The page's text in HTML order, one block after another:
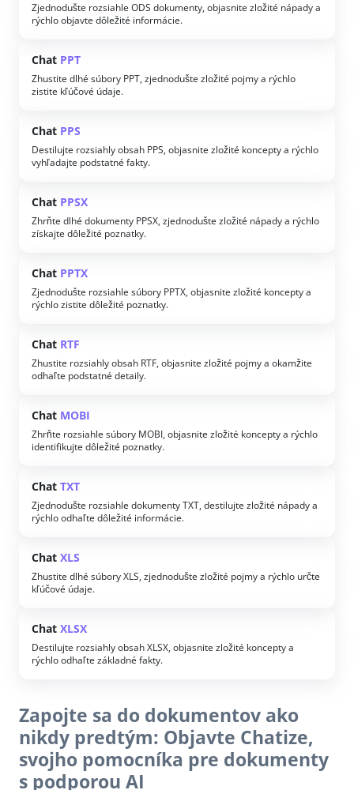
Zjednodušte rozsiahle ODS dokumenty, objasnite zložité nápady a
rýchlo objavte dôležité informácie.
Chat PPT
Zhustite dlhé súbory PPT, zjednodušte zložité pojmy a rýchlo
zistite kľúčové údaje.
Chat PPS
Destilujte rozsiahly obsah PPS, objasnite zložité koncepty a rýchlo
vyhľadajte podstatné fakty.
Chat PPSX
Zhrňte dlhé dokumenty PPSX, zjednodušte zložité nápady a rýchlo
získajte dôležité poznatky.
Chat PPTX
Zjednodušte rozsiahle súbory PPTX, objasnite zložité koncepty a
rýchlo zistite dôležité poznatky.
Chat RTF
Zhustite rozsiahly obsah RTF, objasnite zložité pojmy a okamžite
odhaľte podstatné detaily.
Chat MOBI
Zhrňte rozsiahle súbory MOBI, objasnite zložité koncepty a rýchlo
identifikujte dôležité poznatky.
Chat TXT
Zjednodušte rozsiahle dokumenty TXT, destilujte zložité nápady a
rýchlo odhaľte dôležité informácie.
Chat XLS
Zhustite dlhé súbory XLS, zjednodušte zložité pojmy a rýchlo určte
kľúčové údaje.
Chat XLSX
Destilujte rozsiahly obsah XLSX, objasnite zložité koncepty a
rýchlo odhaľte základné fakty.
Zapojte sa do dokumentov ako
nikdy predtým: Objavte Chatize,
svojho pomocníka pre dokumenty
s podporou AI